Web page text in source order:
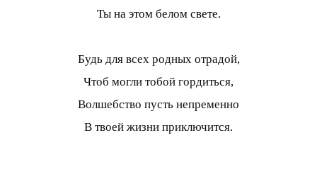
Ты на этом белом свете.
Будь для всех родных отрадой,
Чтоб могли тобой гордиться,
Волшебство пусть непременно
В твоей жизни приключится.